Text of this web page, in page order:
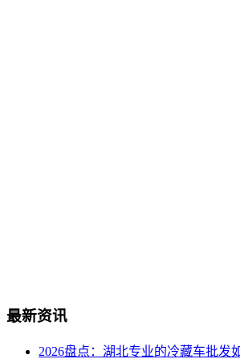
最新资讯
2026盘点：湖北专业的冷藏车批发